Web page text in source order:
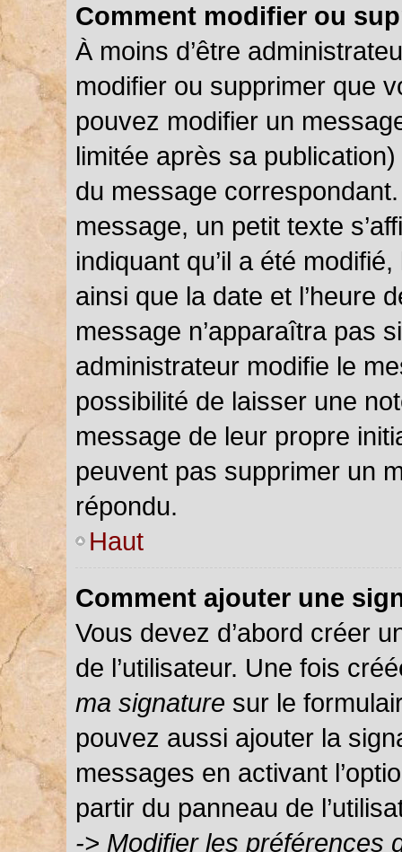
Comment modifier ou
À moins d’être
modifier ou supprimer que
pouvez modifier un
limitée après sa
du message
message, un petit texte
indiquant qu’il a été
ainsi que la date et l’heure
message n’apparaîtra pas
administrateur modifie le
possibilité de laisser une
message de leur propre
peuvent pas supprimer un
répondu.
Haut
Comment ajouter une
Vous devez d’abord créer
de l’utilisateur. Une fois
ma signature sur le
pouvez aussi ajouter la
messages en activant
partir du panneau de
-> Modifier les préférences